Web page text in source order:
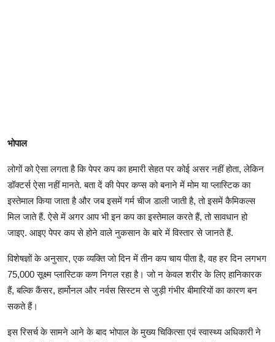
भोपाल
लोगों को ऐसा लगता है कि पेपर कप का हमारी सेहत पर कोई असर नहीं होता, लेकिन
डॉक्टर्स ऐसा नहीं मानते. बता दें की पेपर कप्स को बनाने में मोम या प्लास्टिक का
इस्तेमाल किया जाता है और जब इसमें गर्म चीज डाली जाती है, तो इसमें कैमिकल्स
मिल जाते हैं. ऐसे में अगर आप भी इन कप का इस्तेमाल करते हैं, तो सावधान हो
जाइए. आइए पेपर कप से होने वाले नुकसान के बारे में विस्तार से जानते हैं.
विशेषज्ञों के अनुसार, एक व्यक्ति जो दिन में तीन कप चाय पीता है, वह हर दिन लगभग
75,000 सूक्ष्म प्लास्टिक कण निगल रहा है। जो न केवल शरीर के लिए हानिकारक
हैं, बल्कि कैंसर, हार्मोनल और नर्वस सिस्टम से जुड़ी गंभीर बीमारियों का कारण बन
सकते हैं।
इस रिसर्च के सामने आने के बाद भोपाल के मुख्य चिकित्सा एवं स्वास्थ्य अधिकारी ने